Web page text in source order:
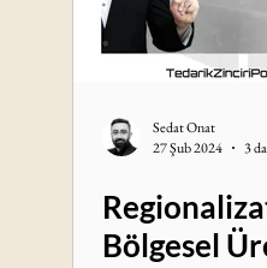
Sedat Onat
27 Şub 2024
3
Bölgesel